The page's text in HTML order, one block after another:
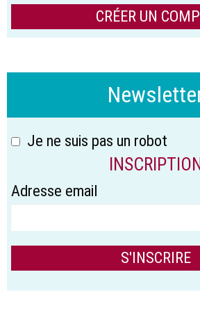
CRÉER UN
Je ne suis pas un robot
Adresse email